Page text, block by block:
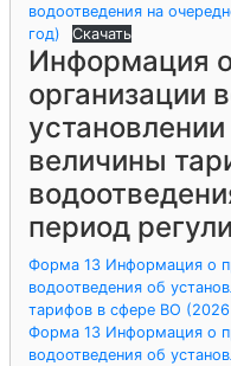
водоотведения на
год)
Скачать
Информация
организации
величины
период
Форма 13 Информация о
водоотведения об
тарифов в сфере ВО (2026
Форма 13 Информация о
водоотведения об